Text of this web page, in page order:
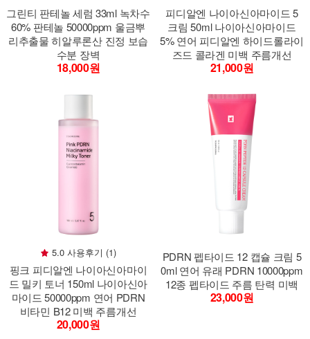
그린티 판테놀 세럼 33ml 녹차수
60% 판테놀 50000ppm 울금뿌
리추출물 히알루론산 진정 보습
수분 장벽
18,000원
피디알엔 나이아신아마이드 5
크림 50ml 나이아신아마이드
5% 연어 피디알엔 하이드롤라이
즈드 콜라겐 미백 주름개선
21,000원
5.0 사용후기 (1)
핑크 피디알엔 나이아신아마이
드 밀키 토너 150ml 나이아신아
마이드 50000ppm 연어 PDRN
비타민 B12 미백 주름개선
20,000원
PDRN 펩타이드 12 캡슐 크림 5
0ml 연어 유래 PDRN 10000ppm
12종 펩타이드 주름 탄력 미백
23,000원